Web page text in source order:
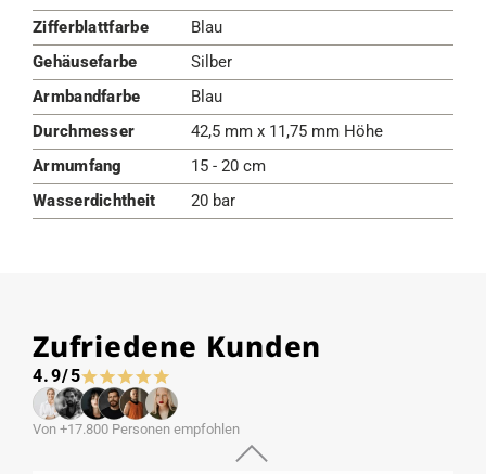
Zifferblattfarbe
Blau
Gehäusefarbe
Silber
Armbandfarbe
Blau
Durchmesser
42,5 mm x 11,75 mm Höhe
Armumfang
15 - 20 cm
Wasserdichtheit
20 bar
Zufriedene Kunden
4.9/5
Von +17.800 Personen empfohlen